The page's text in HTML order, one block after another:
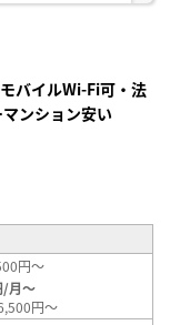
バイルWi-Fi可・法
ンション安い
円～
/月～
円～